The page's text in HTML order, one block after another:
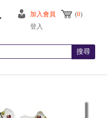
加入會員
登入
(0)
搜尋